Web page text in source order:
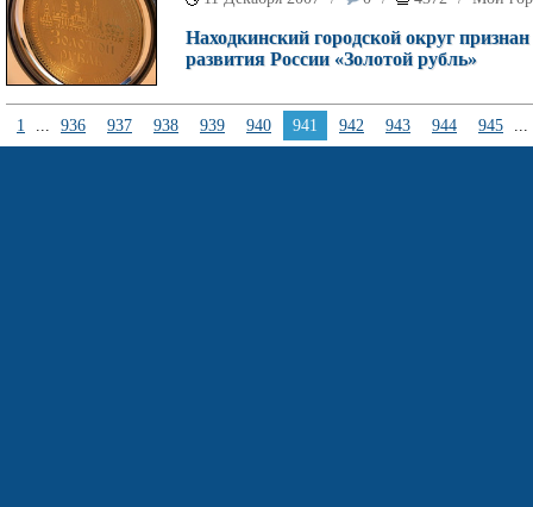
Находкинский городской округ
развития России «Золотой рубль»
1 ... 936 937 938 939 940 941 942 943 944 945 ...